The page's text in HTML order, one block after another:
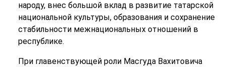
народу, внес большой вклад в развитие татарской
национальной культуры, образования и сохранение
стабильности межнациональных отношений в
республике.
При главенствующей роли Масгуда Вахитовича